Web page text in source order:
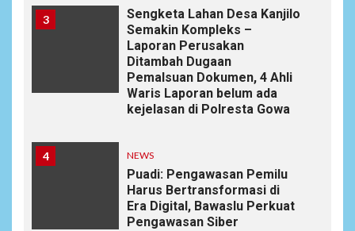
3
Sengketa Lahan Desa Kanjilo
Semakin Kompleks –
Laporan Perusakan
Ditambah Dugaan
Pemalsuan Dokumen, 4 Ahli
Waris Laporan belum ada
kejelasan di Polresta Gowa
4 NEWS
Puadi: Pengawasan Pemilu
Harus Bertransformasi di
Era Digital, Bawaslu Perkuat
Pengawasan Siber